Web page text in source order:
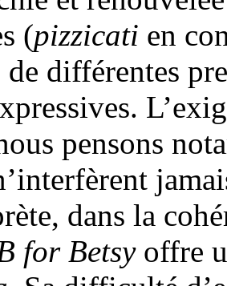
(pizzicati en
différentes
pensons
dans la
for Betsyoffre